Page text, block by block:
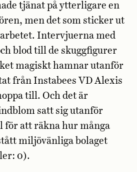
tjänat på ytterligare en
men det som sticker ut
Intervjuerna med
blod till de skuggfigurer
magiskt hamnar utanför
från Instabees VD Alexis
till. Och det är
satt sig utanför
för att räkna hur många
miljövänliga bolaget
0).